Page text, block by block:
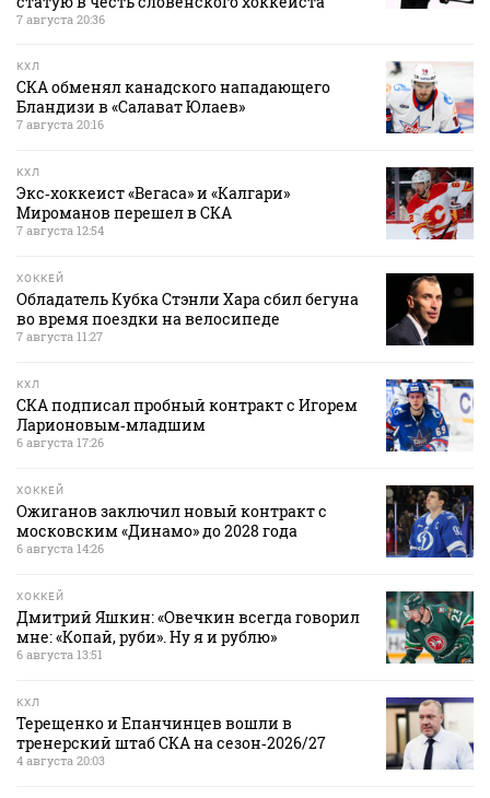
7 августа 20:36
КХЛ
СКА обменял канадского нападающего
Бландизи в «Салават Юлаев»
7 августа 20:16
КХЛ
Экс‑хоккеист «Вегаса» и «Калгари»
Мироманов перешел в СКА
7 августа 12:54
ХОККЕЙ
Обладатель Кубка Стэнли Хара сбил бегуна
во время поездки на велосипеде
7 августа 11:27
КХЛ
СКА подписал пробный контракт с Игорем
Ларионовым‑младшим
6 августа 17:26
ХОККЕЙ
Ожиганов заключил новый контракт с
московским «Динамо» до 2028 года
6 августа 14:26
ХОККЕЙ
Дмитрий Яшкин: «Овечкин всегда говорил
мне: «Копай, руби». Ну я и рублю»
6 августа 13:51
КХЛ
Терещенко и Епанчинцев вошли в
тренерский штаб СКА на сезон‑2026/27
4 августа 20:03